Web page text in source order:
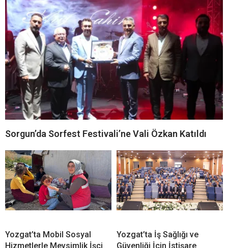
Sorgun’da Sorfest Festivali’ne Vali Özkan Katıldı
Yozgat’ta Mobil Sosyal
Hizmetlerle Mevsimlik İşçi
Yozgat’ta İş Sağlığı ve
Güvenliği İçin İstişare